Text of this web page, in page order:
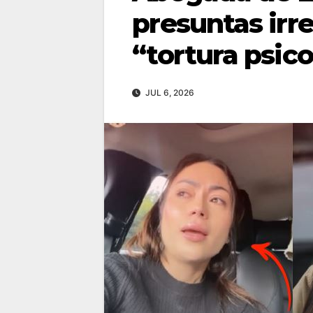
presuntas
“tortura
JUL 6, 2026